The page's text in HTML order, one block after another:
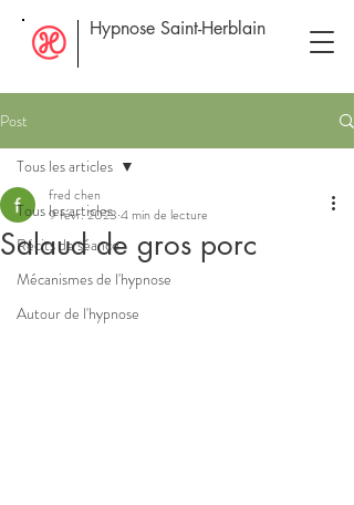
Hypnose Saint-Herblain
Post
Tous les articles
Récits de séance
Mécanismes de l'hypnose
Autour de l'hypnose
Tous les articles
Salaud de gros porc
fred chen
9 févr. 2023 4 min de lecture